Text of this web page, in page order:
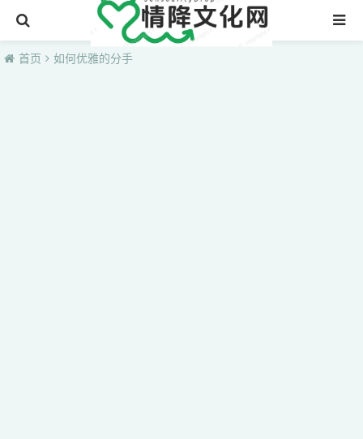
首页
首页 如何优雅的分手